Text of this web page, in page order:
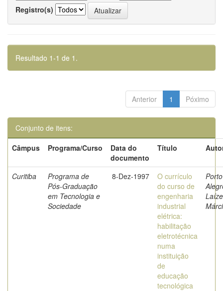
Registro(s)
Resultado 1-1 de 1.
Anterior 1 Póximo
Conjunto de itens:
Câmpus
Programa/Curso
Data do
documento
Título
Curitiba
Programa de
Pós-Graduação
em Tecnologia e
Sociedade
8-Dez-1997
O currículo
do curso de
engenharia
industrial
elétrica:
habilitação
eletrotécnica
numa
instituição
de
educação
tecnológica
Porto
Laíze